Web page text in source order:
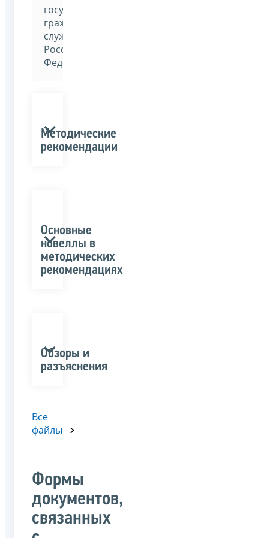
государственной
гражданской
службы
Российской
Федерации»
Методические
рекомендации
Основные
новеллы в
методических
рекомендациях
Обзоры и
разъяснения
Все
файлы
Формы
документов,
связанных